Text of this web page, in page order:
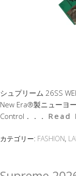
シュプリーム 26SS
New Era®製ニューヨ
Control．．． Read
カテゴリー: FASHION,